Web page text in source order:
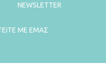
NEWSLETTER
ΜΕ ΕΜΑΣ